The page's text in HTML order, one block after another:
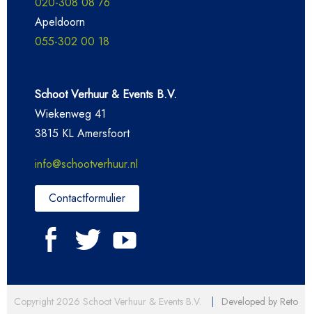
Apeldoorn
055-302 00 18
Schoot Verhuur & Events B.V.
Wiekenweg 41
3815 KL Amersfoort
info@schootverhuur.nl
Contactformulier
Developed by Reto
Copyright 2026 Schoot Verhuur & Events B.V.
|